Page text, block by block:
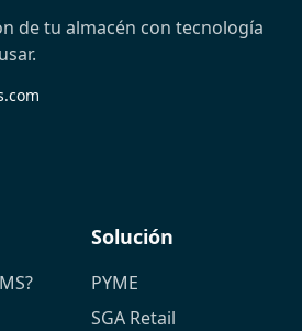
de tu almacén con tecnología
Solución
PYME
SGA Retail